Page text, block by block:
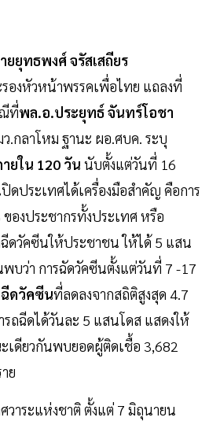
ยยุทธพงศ์ จรัสเสถียร
องหัวหน้าพรรคเพื่อไทย แถลงที่
ที่พล.อ.ประยุทธ์ จันทร์โอชา
.กลาโหม ฐานะ ผอ.ศบค. ระบุ
ยใน 120 วัน นับตั้งแต่วันที่ 16
ดประเทศได้เครื่องมือสำคัญ คือการ
องประชากรทั้งประเทศ หรือ
ดวัคซีนให้ประชาชน ให้ได้ 5 แสน
บว่า การฉัดวัคซีนตั้งแต่วันที่ 7 -17
ฉีดวัคซีนที่ลดลงจากสถิติสูงสุด 4.7
ถฉีดได้วันละ 5 แสนโดส แสดงให้
เดียวกันพบยอดผู้ติดเชื้อ 3,682
ย
วาระแห่งชาติ ตั้งแต่ 7 มิถุนายน